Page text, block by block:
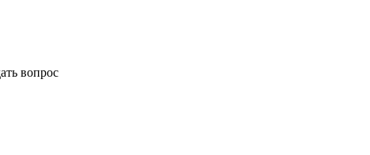
вопрос